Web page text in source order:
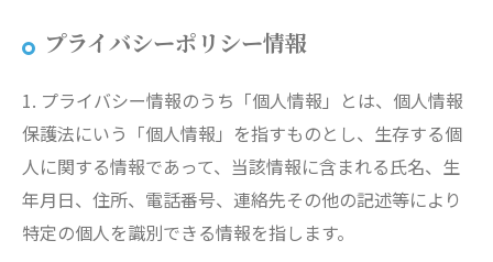
プライバシーポリシー情報
1. プライバシー情報のうち「個人情報」とは、個人情報
保護法にいう「個人情報」を指すものとし、生存する個
人に関する情報であって、当該情報に含まれる氏名、生
年月日、住所、電話番号、連絡先その他の記述等により
特定の個人を識別できる情報を指します。